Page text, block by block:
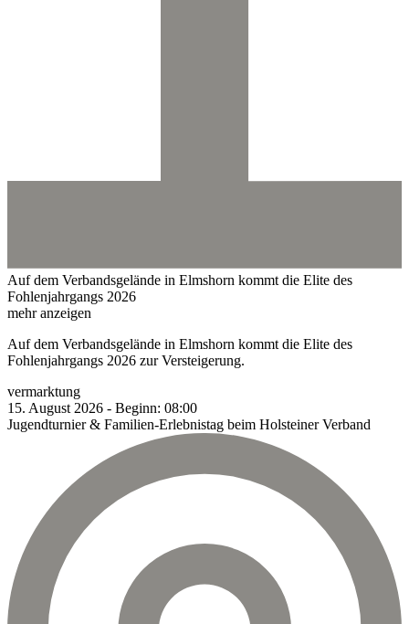
Auf dem Verbandsgelände in Elmshorn kommt die Elite des
Fohlenjahrgangs 2026
mehr anzeigen
Auf dem Verbandsgelände in Elmshorn kommt die Elite des
Fohlenjahrgangs 2026 zur Versteigerung.
vermarktung
15. August 2026 - Beginn: 08:00
Jugendturnier & Familien-Erlebnistag beim Holsteiner Verband